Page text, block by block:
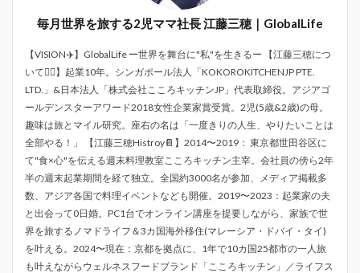
毎月世界を旅する2児ママ社長 江藤三穂｜GlobalLife
【VISION✈️】GlobalLife ー世界を舞台に"私"を生きるー 【江藤三穂につ
いて💁‍♀️】起業10年。シンガポール法人「KOKOROKITCHENJP PTE.
LTD.」&日本法人「株式会社こころキッチンJP」代表取締役。アジアゴ
ールデンスターアワード2018女性企業家賞受賞。2児(5歳&2歳)の母。
趣味は旅とマイル研究。座右の名は「一度きりの人生、やりたいことは
全部やる！」 【江藤三穂Histroy📔】2014〜2019： 東京都世田谷区に
て"食×心"を伝える週末料理教室こころキッチン主宰。会社員の傍ら2年
半の週末起業期間を経て独立。全国約3000名が参加、メディア掲載多
数、アジア各国で料理イベントなども開催。2019〜2023：起業家の夫
と出会って0日婚。PC1台でオンライン講座を提要しながら、家族で世
界を旅するノマドライフ＆3カ国海外移住(マレーシア・ドバイ・タイ)
を叶える。2024〜現在：京都を拠点に、1年で10カ国25都市の一人旅
も叶えながらウェルネスフードブランド「こころキッチン」／ライフス